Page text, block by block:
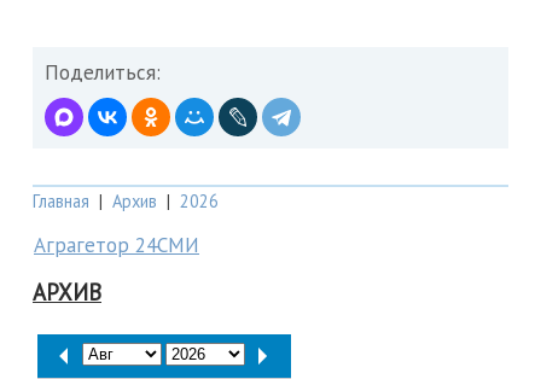
Поделиться:
Главная | Архив | 2026
Аграгетор 24СМИ
АРХИВ